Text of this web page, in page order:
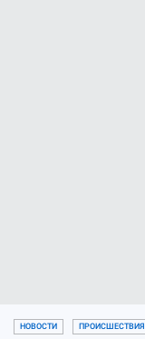
НОВОСТИ ПРОИСШЕСТВИЯ